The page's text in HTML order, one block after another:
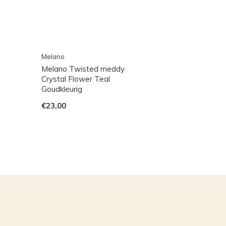
Melano
Melano Twisted meddy
Crystal Flower Teal
Goudkleurig
€23,00